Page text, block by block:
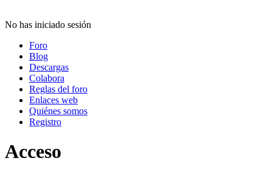
No has iniciado sesión
Foro
Blog
Descargas
Colabora
Reglas del foro
Enlaces web
Quiénes somos
Registro
Acceso